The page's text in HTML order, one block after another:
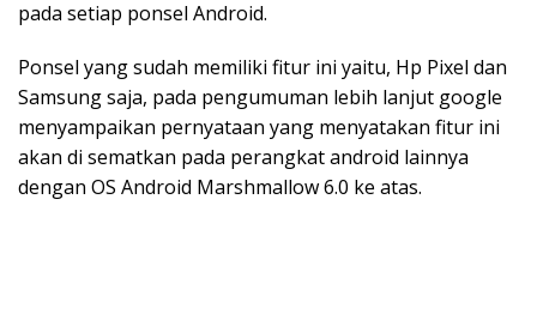
pada setiap ponsel Android.
Ponsel yang sudah memiliki fitur ini yaitu, Hp Pixel dan
Samsung saja, pada pengumuman lebih lanjut google
menyampaikan pernyataan yang menyatakan fitur ini
akan di sematkan pada perangkat android lainnya
dengan OS Android Marshmallow 6.0 ke atas.